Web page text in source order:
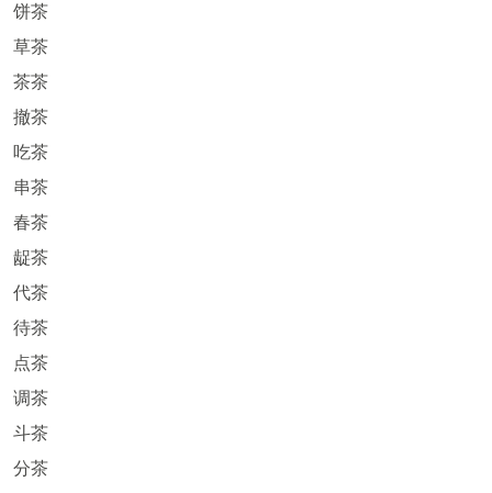
饼茶
草茶
茶茶
撤茶
吃茶
串茶
春茶
龊茶
代茶
待茶
点茶
调茶
斗茶
分茶